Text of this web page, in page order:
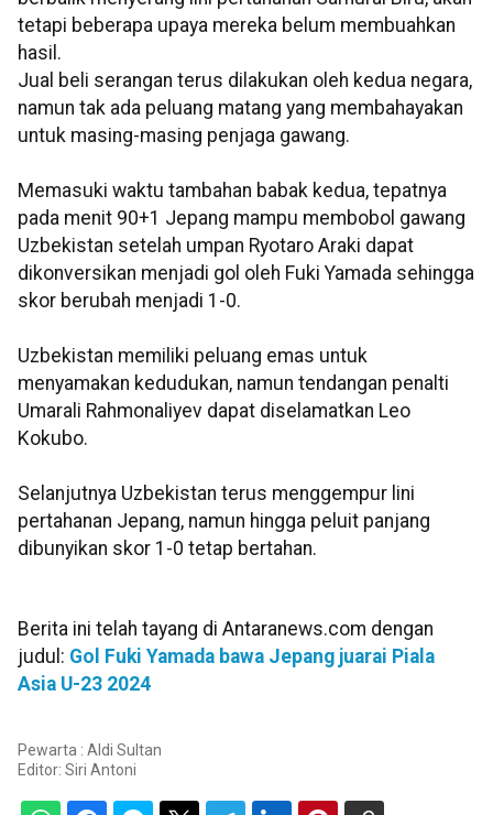
tetapi beberapa upaya mereka belum membuahkan
hasil.
Jual beli serangan terus dilakukan oleh kedua negara,
namun tak ada peluang matang yang membahayakan
untuk masing-masing penjaga gawang.
Memasuki waktu tambahan babak kedua, tepatnya
pada menit 90+1 Jepang mampu membobol gawang
Uzbekistan setelah umpan Ryotaro Araki dapat
dikonversikan menjadi gol oleh Fuki Yamada sehingga
skor berubah menjadi 1-0.
Uzbekistan memiliki peluang emas untuk
menyamakan kedudukan, namun tendangan penalti
Umarali Rahmonaliyev dapat diselamatkan Leo
Kokubo.
Selanjutnya Uzbekistan terus menggempur lini
pertahanan Jepang, namun hingga peluit panjang
dibunyikan skor 1-0 tetap bertahan.
Berita ini telah tayang di Antaranews.com dengan
judul: Gol Fuki Yamada bawa Jepang juarai Piala
Asia U-23 2024
Pewarta : Aldi Sultan
Editor: Siri Antoni